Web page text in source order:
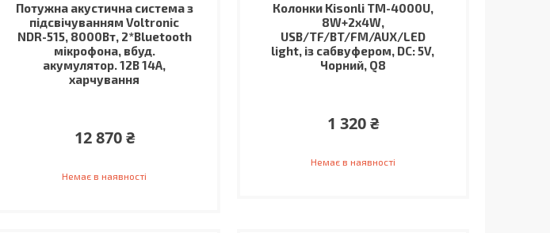
Потужна акустична система з
підсвічуванням Voltronic
NDR-515, 8000Вт, 2*Bluetooth
мікрофона, вбуд.
акумулятор. 12В 14А,
харчування
12 870 ₴
Немає в наявності
Колонки Kisonli TM-4000U,
8W+2x4W,
USB/TF/BT/FM/AUX/LED
light, із сабвуфером, DC: 5V,
Чорний, Q8
1 320 ₴
Немає в наявності